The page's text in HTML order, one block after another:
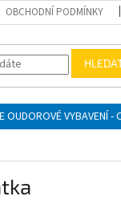
OBCHODNÍ PODMÍNKY
OUDOROVÉ VYBAVENÍ -